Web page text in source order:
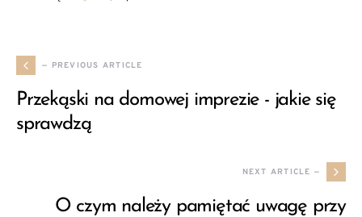
— PREVIOUS ARTICLE
Przekąski na domowej imprezie - jakie się
sprawdzą
NEXT ARTICLE —
O czym należy pamiętać uwagę przy